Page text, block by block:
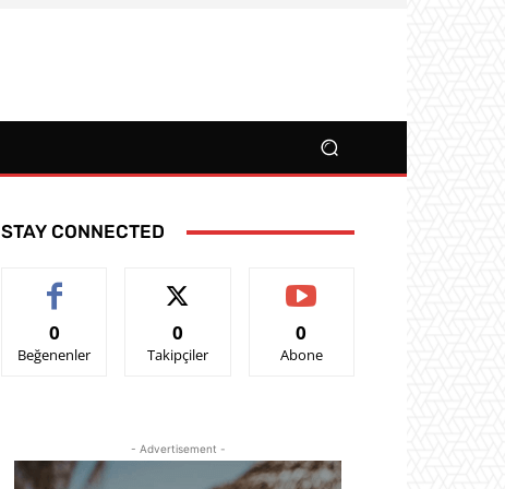
STAY CONNECTED
0
Beğenenler
0
Takipçiler
0
Abone
- Advertisement -